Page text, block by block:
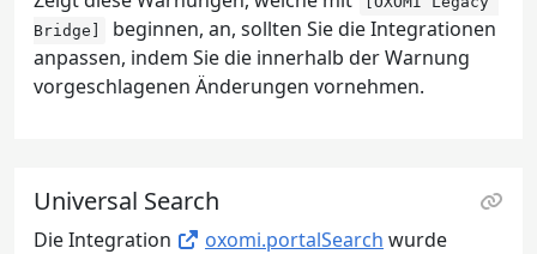
Bridge]
beginnen, an, sollten Sie die Integrationen
anpassen, indem Sie die innerhalb der Warnung
vorgeschlagenen Änderungen vornehmen.
Universal Search
Die Integration oxomi.portalSearch wurde